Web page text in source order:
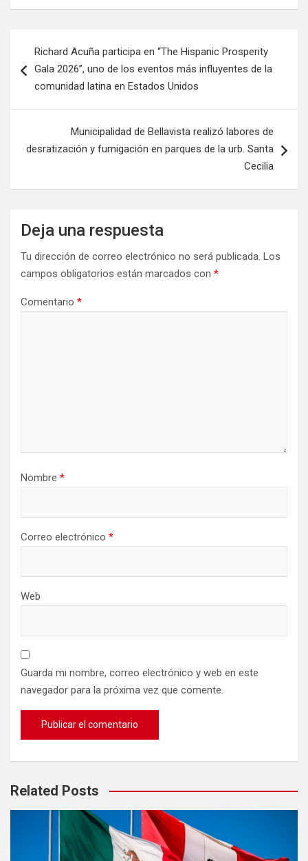
Richard Acuña participa en “The Hispanic Prosperity
Gala 2026”, uno de los eventos más influyentes de la
comunidad latina en Estados Unidos
Municipalidad de Bellavista realizó labores de
desratización y fumigación en parques de la urb. Santa
Cecilia
Deja una respuesta
Tu dirección de correo electrónico no será publicada. Los
campos obligatorios están marcados con *
Comentario *
Nombre *
Correo electrónico *
Web
Guarda mi nombre, correo electrónico y web en este
navegador para la próxima vez que comente.
Related Posts